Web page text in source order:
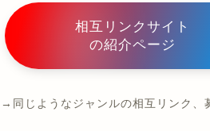
相互リンクサイト
の紹介ページ
→同じようなジャンルの相互リンク、